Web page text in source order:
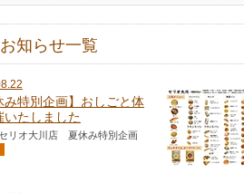
知らせ一覧
み特別企画】おしごと体
いたしました
リオ大川店 夏休み特別企画